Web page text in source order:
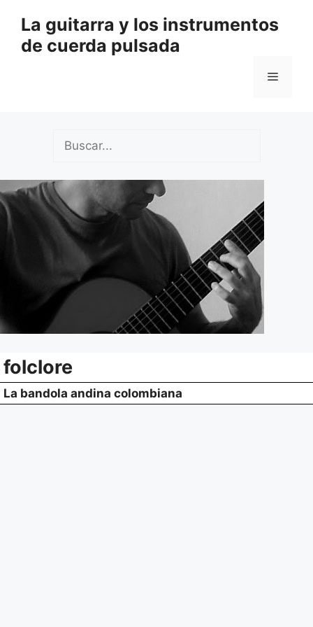
contenido
La guitarra y los instrumentos
de cuerda pulsada
Menú
folclore
La bandola andina colombiana